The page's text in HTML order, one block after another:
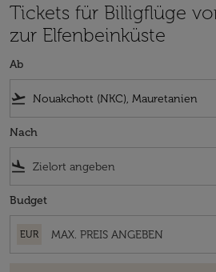
Tickets für Billigflüge
zur Elfenbeinküste
Ab
flight_takeoff
Nach
flight_land
Budget
EUR